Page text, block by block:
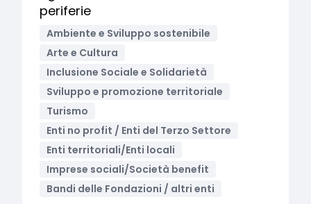
periferie
Ambiente e Sviluppo sostenibile
Arte e Cultura
Inclusione Sociale e Solidarietà
Sviluppo e promozione territoriale
Turismo
Enti no profit / Enti del Terzo Settore
Enti territoriali/Enti locali
Imprese sociali/Società benefit
Bandi delle Fondazioni / altri enti